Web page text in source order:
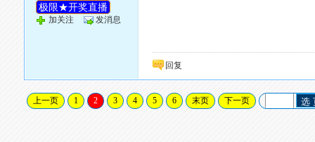
极限★开奖直播
加关注 发消息
回复
上一页 1 2 3 4 5 6 末页 下一页 选